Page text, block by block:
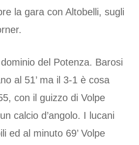
la gara con Altobelli, sugli
del Potenza. Barosi
al 51’ ma il 3-1 è cosa
con il guizzo di Volpe
calcio d’angolo. I lucani
ed al minuto 69’ Volpe